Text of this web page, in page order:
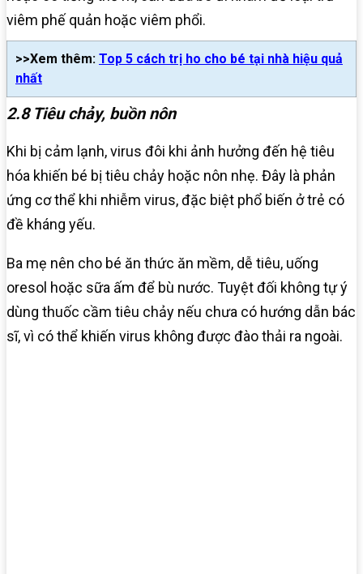
viêm phế quản hoặc viêm phổi.
>>Xem thêm: Top 5 cách trị ho cho bé tại nhà hiệu quả
nhất
2.8 Tiêu chảy, buồn nôn
Khi bị cảm lạnh, virus đôi khi ảnh hưởng đến hệ tiêu
hóa khiến bé bị tiêu chảy hoặc nôn nhẹ. Đây là phản
ứng cơ thể khi nhiễm virus, đặc biệt phổ biến ở trẻ có
đề kháng yếu.
Ba mẹ nên cho bé ăn thức ăn mềm, dễ tiêu, uống
oresol hoặc sữa ấm để bù nước. Tuyệt đối không tự ý
dùng thuốc cầm tiêu chảy nếu chưa có hướng dẫn bác
sĩ, vì có thể khiến virus không được đào thải ra ngoài.